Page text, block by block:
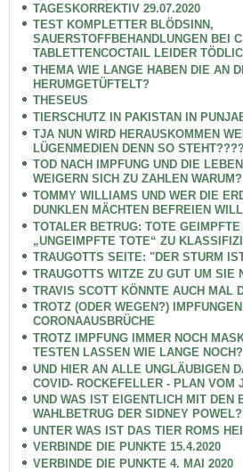
TAGESKORREKTIV 29.07.2020
TEST KOMPLETTER BLÖDSINN,
SAUERSTOFFBEHANDLUNGEN BEI
TABLETTENCOCTAIL LEIDER
THEMA WIE LANGE HABEN DIE AN
HERUMGETÜFTELT?
THESEUS
TIERSCHUTZ IN PAKISTAN IN
TJA NUN WIRD HERAUSKOMMEN
LÜGENMEDIEN DENN SO STEHT????
TOD NACH IMPFUNG UND DIE
WEIGERN SICH ZU ZAHLEN WARUM?
TOMMY WILLIAMS UND WER DIE
DUNKLEN MÄCHTEN BEFREIEN WILL
TOTALER BETRUG: TOTE
„UNGEIMPFTE TOTE“ ZU
TRAUGOTTS SEITE: "DER STURM
TRAUGOTTS WITZE ZU GUT UM SIE
TRAVIS SCOTT KÖNNTE AUCH MAL
TROTZ (ODER WEGEN?)
CORONAAUSBRÜCHE
TROTZ IMPFUNG IMMER NOCH
TESTEN LASSEN WIE LANGE NOCH?
UND HIER AN ALLE UNGLÄUBIGEN
COVID- ROCKEFELLER - PLAN VOM
UND WAS IST EIGENTLICH MIT DEN
WAHLBETRUG DER SIDNEY
UNTER WAS IST DAS TIER ROMS
VERBINDE DIE PUNKTE 15.4.2020
VERBINDE DIE PUNKTE 4. MAI 2020